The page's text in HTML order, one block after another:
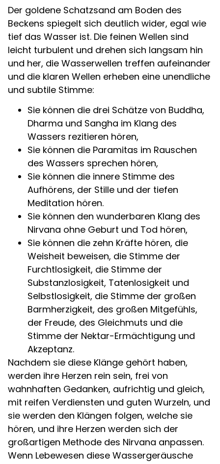
Der goldene Schatzsand am Boden des
Beckens spiegelt sich deutlich wider, egal wie
tief das Wasser ist. Die feinen Wellen sind
leicht turbulent und drehen sich langsam hin
und her, die Wasserwellen treffen aufeinander
und die klaren Wellen erheben eine unendliche
und subtile Stimme:
Sie können die drei Schätze von Buddha,
Dharma und Sangha im Klang des
Wassers rezitieren hören,
Sie können die Paramitas im Rauschen
des Wassers sprechen hören,
Sie können die innere Stimme des
Aufhörens, der Stille und der tiefen
Meditation hören.
Sie können den wunderbaren Klang des
Nirvana ohne Geburt und Tod hören,
Sie können die zehn Kräfte hören, die
Weisheit beweisen, die Stimme der
Furchtlosigkeit, die Stimme der
Substanzlosigkeit, Tatenlosigkeit und
Selbstlosigkeit, die Stimme der großen
Barmherzigkeit, des großen Mitgefühls,
der Freude, des Gleichmuts und die
Stimme der Nektar-Ermächtigung und
Akzeptanz.
Nachdem sie diese Klänge gehört haben,
werden ihre Herzen rein sein, frei von
wahnhaften Gedanken, aufrichtig und gleich,
mit reifen Verdiensten und guten Wurzeln, und
sie werden den Klängen folgen, welche sie
hören, und ihre Herzen werden sich der
großartigen Methode des Nirvana anpassen.
Wenn Lebewesen diese Wassergeräusche